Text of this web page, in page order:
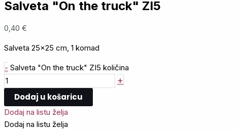
Salveta "On the truck" ZI5
0,40 €
Salveta 25×25 cm, 1 komad
- Salveta "On the truck" ZI5 količina
+
Dodaj u košaricu
Dodaj na listu želja
Dodaj na listu želja